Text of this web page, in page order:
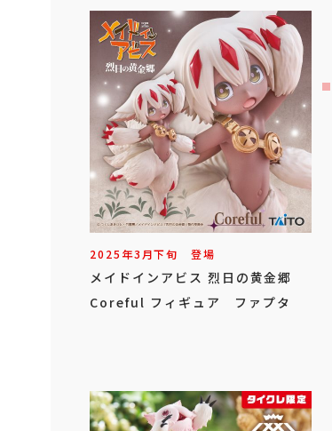
2025年3月下旬 登場
メイドインアビス 烈日の黄金郷
Coreful フィギュア ファプタ